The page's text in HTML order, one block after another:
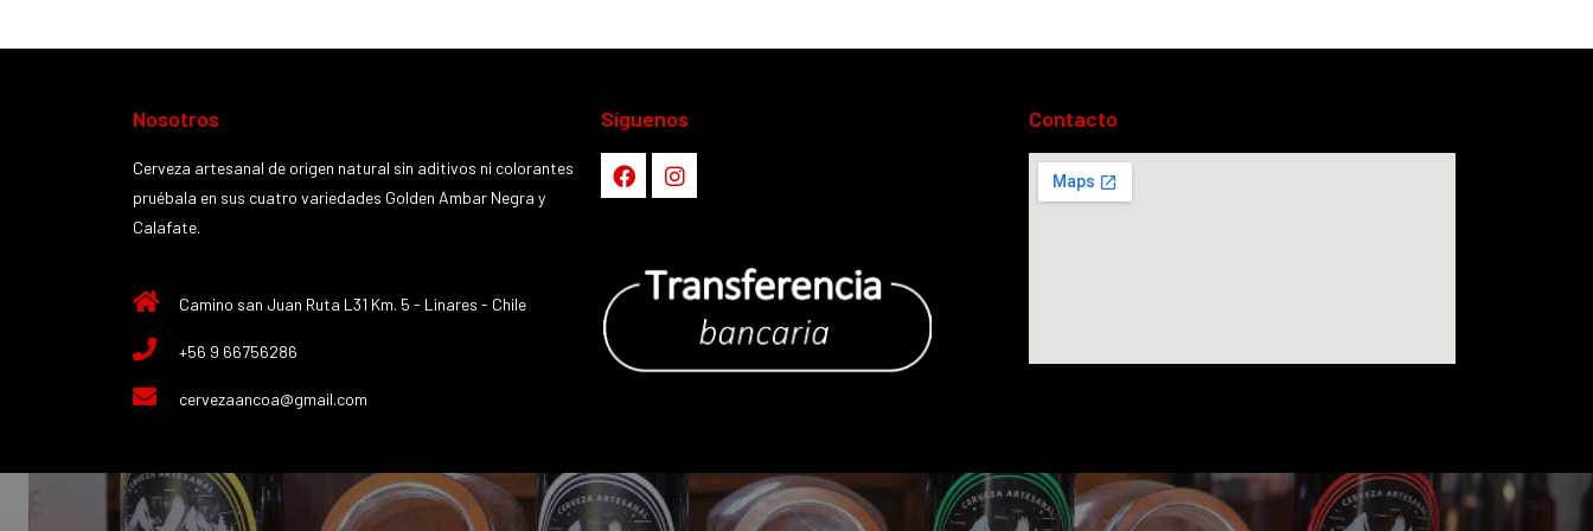
Nosotros
Cerveza artesanal de origen natural sin aditivos ni colorantes
pruébala en sus cuatro variedades Golden Ambar Negra y
Calafate.
Camino san Juan Ruta L31 Km. 5 - Linares - Chile
+56 9 66756286
cervezaancoa@gmail.com
Síguenos Contacto